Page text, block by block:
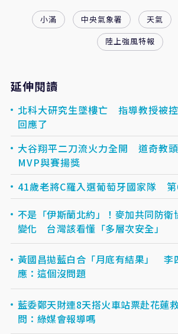
小滿 中央氣象署 天氣
陸上強風特報
延伸閱讀
北科大研究生墜樓亡 指導教授被
回應了
大谷翔平二刀流火力全開 道奇教
MVP與賽揚獎
41歲老將C羅入選葡萄牙國家隊
不是「伊斯蘭北約」！麥加共同防衛
變化 台灣該看懂「多層次安全」
黃國昌拋藍白合「月底有結果」 李
應：這個沒問題
藍委鄭天財連8天搭火車站票赴花蓮
問：綠媒會報導嗎